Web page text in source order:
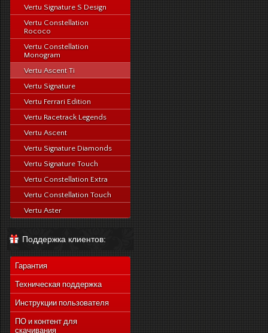
Vertu Signature S Design
Vertu Constellation
Rococo
Vertu Constellation
Monogram
Vertu Ascent Ti
Vertu Signature
Vertu Ferrari Edition
Vertu Racetrack Legends
Vertu Ascent
Vertu Signature Diamonds
Vertu Signature Touch
Vertu Constellation Extra
Vertu Constellation Touch
Vertu Aster
Поддержка клиентов:
Гарантия
Техническая поддержка
Инструкции пользователя
ПО и контент для
скачивания